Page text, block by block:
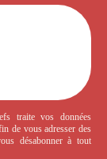
traite vos données
de vous adresser des
désabonner à tout